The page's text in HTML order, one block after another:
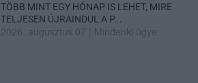
TÖBB MINT EGY HÓNAP IS LEHET, MIRE
TELJESEN ÚJRAINDUL A P...
2026. augusztus 07 Mindenki ügye